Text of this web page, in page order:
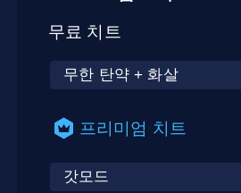
무료 치트
무한 탄약 + 화살
프리미엄 치트
갓모드